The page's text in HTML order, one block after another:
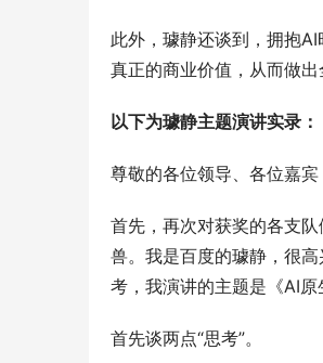
此外，璩静还谈到，拥抱
真正的商业价值，从而做
以下为璩静主题演讲实录：
尊敬的各位领导、各位嘉宾
首先，再次对获奖的各支
兽。我是百度的璩静，很
考，我演讲的主题是《AI原
首先谈两点“思考”。